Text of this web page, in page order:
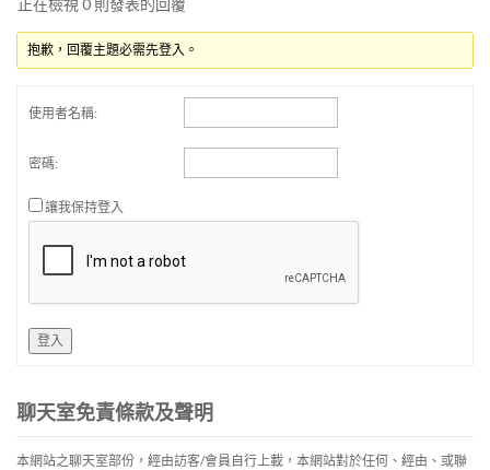
正在檢視 0 則發表的回覆
抱歉，回覆主題必需先登入。
使用者名稱:
密碼:
讓我保持登入
登入
聊天室免責條款及聲明
本網站之聊天室部份，經由訪客/會員自行上載，本網站對於任何、經由、或聯